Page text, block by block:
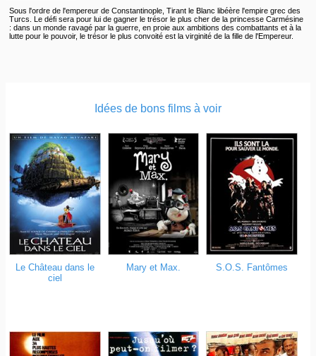
Sous l'ordre de l'empereur de Constantinople, Tirant le Blanc libéère l'empire grec des
Turcs. Le défi sera pour lui de gagner le trésor le plus cher de la princesse Carmésine
: dans un monde ravagé par la guerre, en proie aux ambitions des combattants et à la
lutte pour le pouvoir, le trésor le plus convoité est la virginité de la fille de l'Empereur.
Idées de bons films à voir
Le Château dans le
ciel
Mary et Max. S.O.S. Fantômes